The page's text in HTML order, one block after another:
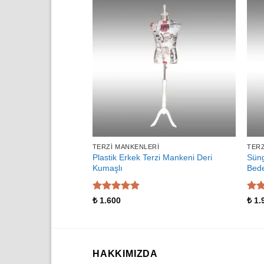
TERZI MANKENLERI
Plastik Erkek Terzi Mankeni Deri
Kumaşlı
5 üzerinden
₺1.600
5
₺
HAKKIMIZDA